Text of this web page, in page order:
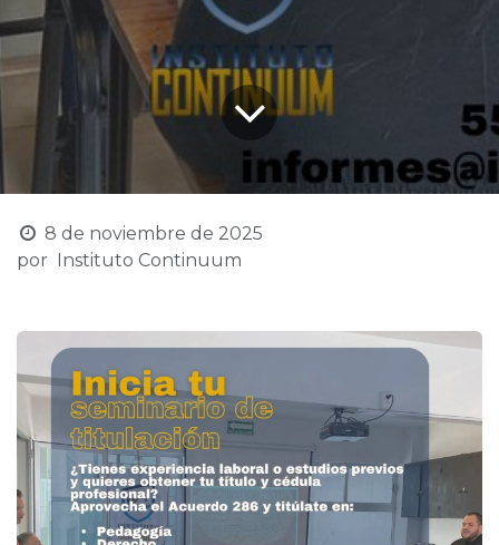
8 de noviembre de 2025
por Instituto Continuum